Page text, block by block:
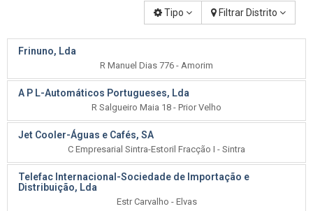
Tipo Filtrar Distrito
Frinuno, Lda
R Manuel Dias 776 - Amorim
A P L-Automáticos Portugueses, Lda
R Salgueiro Maia 18 - Prior Velho
Jet Cooler-Águas e Cafés, SA
C Empresarial Sintra-Estoril Fracção I - Sintra
Telefac Internacional-Sociedade de Importação e
Distribuição, Lda
Estr Carvalho - Elvas